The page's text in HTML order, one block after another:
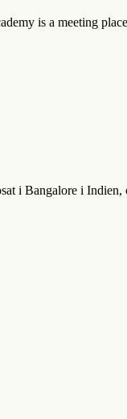
is a meeting
i Bangalore i